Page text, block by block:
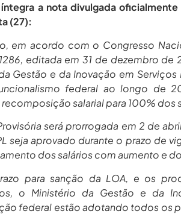
a nota divulgada
(27):
em acordo com o Congresso
editada em 31 de dezembro
Gestão e da Inovação em
federal ao longo de
salarial para 100%
será prorrogada em 2 de
seja aprovado durante o prazo de
dos salários com aumento e
para sanção da LOA, e os
o Ministério da Gestão e da
federal estão adotando todos os